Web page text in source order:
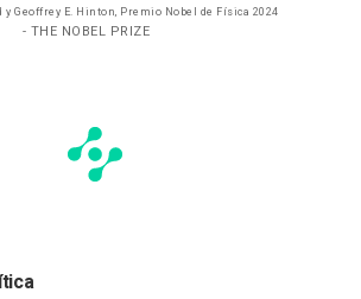
Geoffrey E. Hinton, Premio Nobel de Física 2024
- THE NOBEL PRIZE